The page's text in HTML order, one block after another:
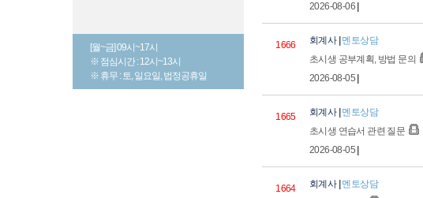
[월~금] 09시~17시
※ 점심시간 : 12시~13시
※ 휴무 : 토, 일요일, 법정공휴일
2026-08-06
1666 회계사 멘토상담
초시생 공부계획, 방법 문의
2026-08-05
1665 회계사 멘토상담
초시생 연습서 관련 질문
2026-08-05
1664 회계사 멘토상담